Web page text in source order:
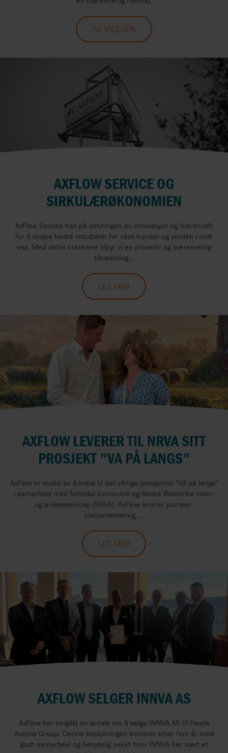
TIL VIDEOEN
AXFLOW SERVICE OG
SIRKULÆRØKONOMIEN
AxFlow Service tror på virkningen av innovasjon og bærekraft
for å skape bedre resultater for våre kunder og verden rundt
oss. Med dette i tankene tilbyr vi en proaktiv og bærekraftig
tilnærming...
LES MER
AXFLOW LEVERER TIL NRVA SITT
PROSJEKT "VA PÅ LANGS"
AxFlow er stolte av å bidra til det viktige prosjektet "VA på langs"
i samarbeid med Nittedal kommune og Nedre Romerike vann-
og avløpsselskap (NRVA). AxFlow leverer pumper,
instrumentering,...
LES MER
AXFLOW SELGER INNVA AS
AxFlow har inngått en avtale om å selge INNVA AS til Hawle
Austria Group. Denne beslutningen kommer etter fem år med
godt samarbeid og betydelig vekst hvor INNVA har vært et